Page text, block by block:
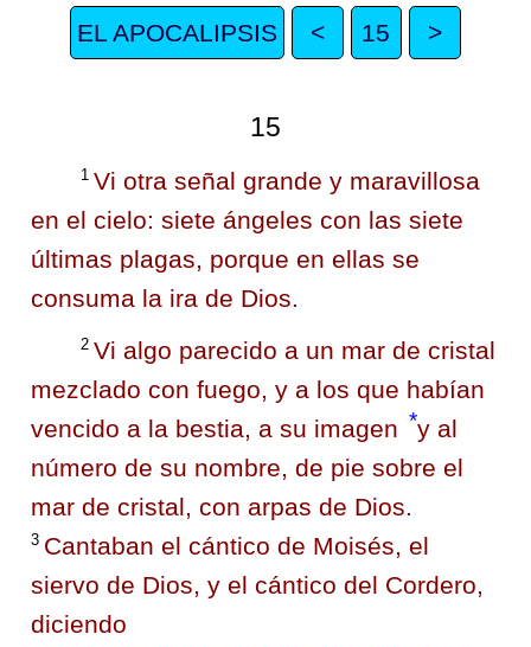
EL APOCALIPSIS < 15 >
15
1 Vi otra señal grande y maravillosa
en el cielo: siete ángeles con las siete
últimas plagas, porque en ellas se
consuma la ira de Dios.
2 Vi algo parecido a un mar de cristal
mezclado con fuego, y a los que habían
vencido a la bestia, a su imagen *y al
número de su nombre, de pie sobre el
mar de cristal, con arpas de Dios.
3 Cantaban el cántico de Moisés, el
siervo de Dios, y el cántico del Cordero,
diciendo